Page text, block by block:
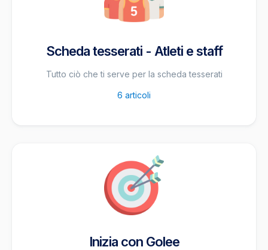
Scheda tesserati - Atleti e staff
Tutto ciò che ti serve per la scheda tesserati
6 articoli
Inizia con Golee